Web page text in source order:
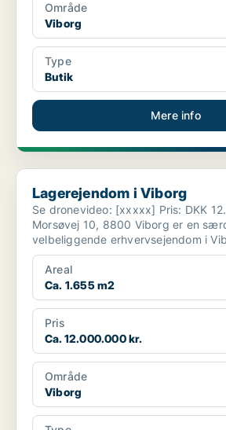
Område
Viborg
Type
Butik
Mere info
Lagerejendom i Viborg
Lagerejendom i Viborg
Se dronevideo: [xxxxx] Pris: DKK 12.000.000 kr.
Morsøvej 10, 8800 Viborg er en
velbeliggende erhvervsejendom i
strategisk pla...
Areal
Ca. 1.655 m2
Pris
Ca. 12.000.000 kr.
Område
Viborg